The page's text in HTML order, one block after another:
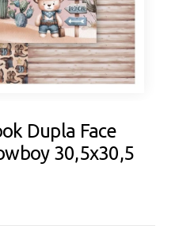
Dupla Face
30,5x30,5